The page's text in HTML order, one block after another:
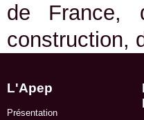
de France,
construction,
L'Apep
Présentation